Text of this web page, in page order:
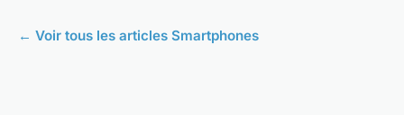
← Voir tous les articles Smartphones